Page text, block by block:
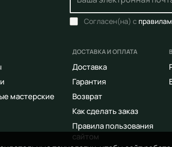
Согласен(на) с
мастерские
ДОСТАВКА И ОПЛАТА
Доставка
Гарантия
Возврат
Как сделать заказ
Правила пользования
сайтом